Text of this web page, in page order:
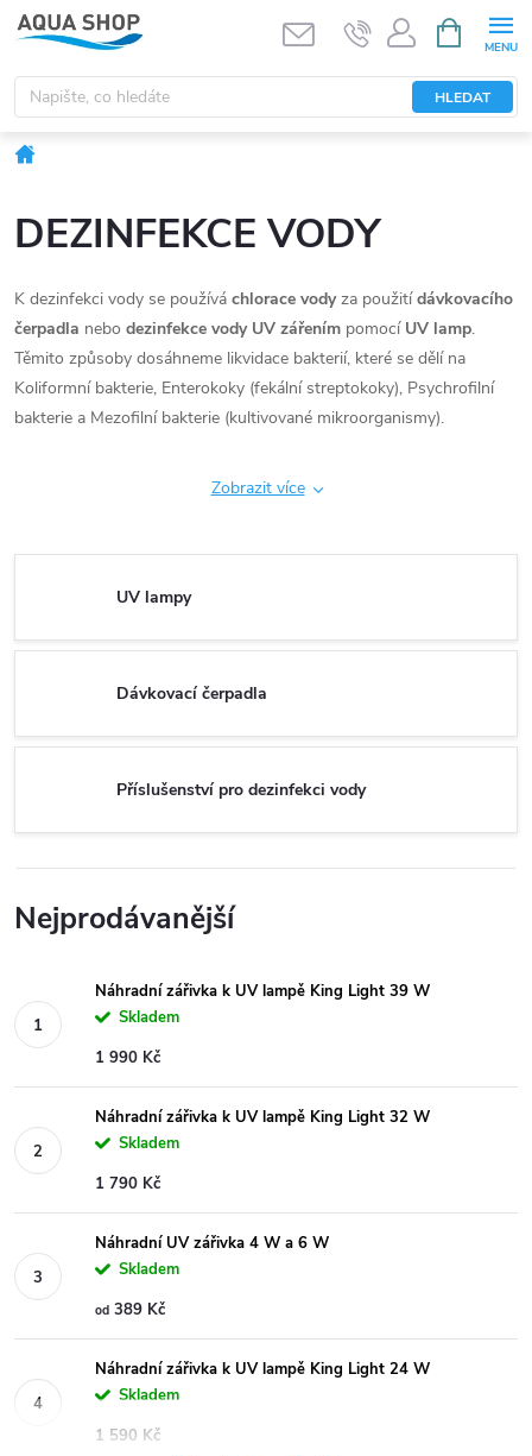
Přejít
na
obsah
HLEDAT
NÁKUPNÍ
KOŠÍK
DEZINFEKCE VODY
K dezinfekci vody se používá chlorace vodyza použitídávkovacího
čerpadla nebo dezinfekce vody UV zářením pomocí UV lamp.
Těmito způsoby dosáhneme likvidace bakterií, které se dělí na
Koliformní bakterie, Enterokoky (fekální streptokoky), Psychrofilní
bakterie a Mezofilní bakterie (kultivované mikroorganismy).
Zobrazit více
UV lampy
Dávkovací čerpadla
Příslušenství pro dezinfekci vody
Nejprodávanější
Náhradní zářivka k UV lampě King Light 39 W
Skladem
1 990 Kč
Náhradní zářivka k UV lampě King Light 32 W
Skladem
1 790 Kč
Náhradní UV zářivka 4 W a 6 W
Skladem
od 389 Kč
Náhradní zářivka k UV lampě King Light 24 W
Skladem
1 590 Kč